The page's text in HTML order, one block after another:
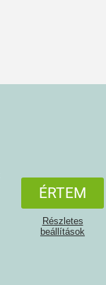
ÉRTEM
Részletes
beállítások